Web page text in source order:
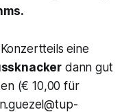
eine
dann gut
(€ 10,00 für